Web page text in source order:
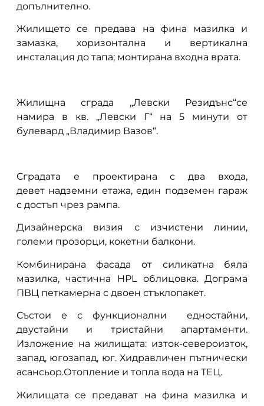
допълнително.
Жилището се предава на фина мазилка и
замазка, хоризонтална и вертикална
инсталация до тапа; монтирана входна врата.
Жилищна сграда „Левски Резидънс“се
намира в кв. „Левски Г“ на 5 минути от
булевард „Владимир Вазов“.
Сградата е проектирана с два входа,
девет надземни етажа, един подземен гараж
с достъп чрез рампа.
Дизайнерска визия с изчистени линии,
големи прозорци, кокетни балкони.
Комбинирана фасада от силикатна бяла
мазилка, частична HPL облицовка. Дограма
ПВЦ петкамерна с двоен стъклопакет.
Състои е с функционални едностайни,
двустайни и тристайни апартаменти.
Изложение на жилищата: изток-североизток,
запад, югозапад, юг. Хидравличен пътнически
асансьор.Отопление и топла вода на ТЕЦ.
Жилищата се предават на фина мазилка и